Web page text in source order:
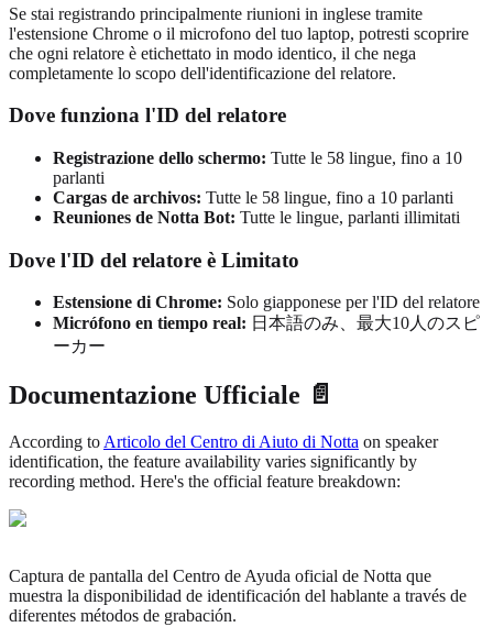
Se stai registrando principalmente riunioni in inglese tramite
l'estensione Chrome o il microfono del tuo laptop, potresti scoprire
che ogni relatore è etichettato in modo identico, il che nega
completamente lo scopo dell'identificazione del relatore.
Dove funziona l'ID del relatore
Registrazione dello schermo: Tutte le 58 lingue, fino a 10
parlanti
Cargas de archivos: Tutte le 58 lingue, fino a 10 parlanti
Reuniones de Notta Bot: Tutte le lingue, parlanti illimitati
Dove l'ID del relatore è Limitato
Estensione di Chrome: Solo giapponese per l'ID del relatore
Micrófono en tiempo real: 日本語のみ、最大10人のスピ
ーカー
Documentazione Ufficiale 📄
According to Articolo del Centro di Aiuto di Notta on speaker
identification, the feature availability varies significantly by
recording method. Here's the official feature breakdown:
Captura de pantalla del Centro de Ayuda oficial de Notta que
muestra la disponibilidad de identificación del hablante a través de
diferentes métodos de grabación.